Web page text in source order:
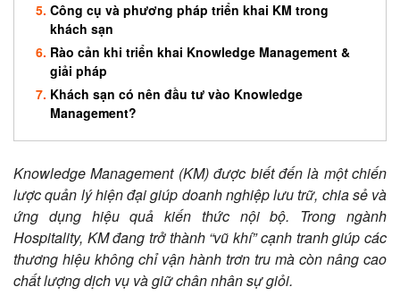
Công cụ và phương pháp triển khai KM trong
khách sạn
Rào cản khi triển khai Knowledge Management &
giải pháp
Khách sạn có nên đầu tư vào Knowledge
Management?
Knowledge Management (KM) được biết đến là một chiến
lược quản lý hiện đại giúp doanh nghiệp lưu trữ, chia sẻ và
ứng dụng hiệu quả kiến thức nội bộ. Trong ngành
Hospitality, KM đang trở thành “vũ khí” cạnh tranh giúp các
thương hiệu không chỉ vận hành trơn tru mà còn nâng cao
chất lượng dịch vụ và giữ chân nhân sự giỏi.